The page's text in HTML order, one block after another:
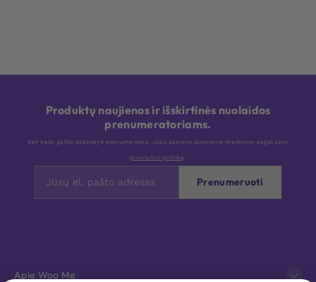
Produktų naujienos ir išskirtinės nuolaidos
prenumeratoriams.
Bet kada galite atsisakyti prenumeratos. Jūsų asmens duomenis tvarkome pagal savo
privatumo politiką
Prenumeruoti
Apie Woo Me